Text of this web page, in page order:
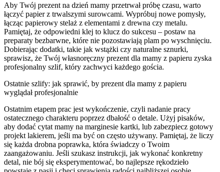
Aby Twój prezent na dzień mamy przetrwał próbę czasu, warto
łączyć papier z trwalszymi surowcami. Wypróbuj nowe pomysły,
łącząc papierowy stelaż z elementami z drewna czy metalu.
Pamiętaj, że odpowiedni klej to klucz do sukcesu – postaw na
preparaty bezbarwne, które nie pozostawiają plam po wyschnięciu.
Dobierając dodatki, takie jak wstążki czy naturalne sznurki,
sprawisz, że Twój własnoręczny prezent dla mamy z papieru zyska
profesjonalny szlif, który zachwyci każdego gościa.
Ostatnie szlify: jak sprawić, by prezent dla mamy z papieru
wyglądał profesjonalnie
Ostatnim etapem prac jest wykończenie, czyli nadanie pracy
ostatecznego charakteru poprzez dbałość o detale. Użyj pisaków,
aby dodać cytat mamy na marginesie kartki, lub zabezpiecz gotowy
projekt lakierem, jeśli ma być on często używany. Pamiętaj, że liczy
się każda drobna poprawka, która świadczy o Twoim
zaangażowaniu. Jeśli szukasz instrukcji, jak wykonać konkretny
detal, nie bój się eksperymentować, bo najlepsze rękodzieło